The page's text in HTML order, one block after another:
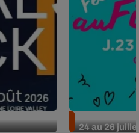
24 au 26